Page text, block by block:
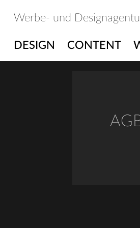
Werbe- und
DESIGN CONTENT